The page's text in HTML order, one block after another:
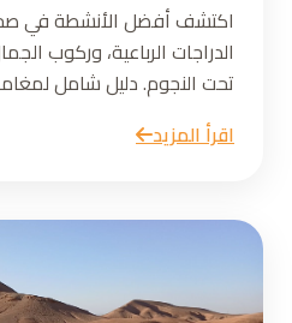
اكتشف أفضل الأنشطة في
الدراجات الرباعية، وركوب
تحت النجوم. دليل شامل
اقرأ المزيد